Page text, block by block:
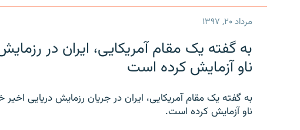
مرداد ۲۰, ۱۳۹۷
به گفته یک مقام آمریکایی، ایران در
ناو آزمایش کرده است
به گفته یک مقام آمریکایی، ایران در جریان رزمایش دریایی
ناو آزمایش کرده است.